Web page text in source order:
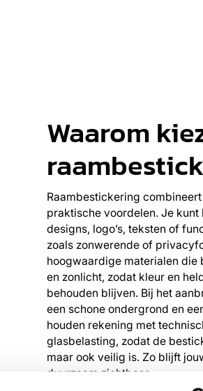
Waarom
Raambestickering
praktische voordelen. Je
designs, logo’s, teksten of
zoals zonwerende of
hoogwaardige materialen die
en zonlicht, zodat kleur en
behouden blijven. Bij het
een schone ondergrond en
houden rekening met
glasbelasting, zodat de
maar ook veilig is. Zo blijft
duurzaam zichtbaar.